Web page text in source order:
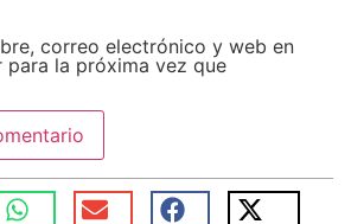
correo electrónico y web en
para la próxima vez que